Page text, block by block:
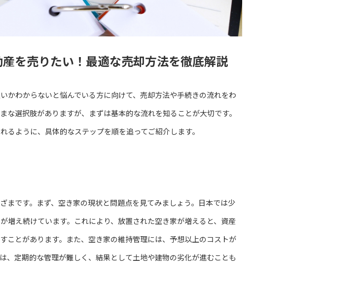
産を売りたい！最適な売却方法を徹底解説
かわからないと悩んでいる方に向けて、売却方法や手続きの流れをわ
選択肢がありますが、まずは基本的な流れを知ることが大切です。
ように、具体的なステップを順を追ってご紹介します。
まです。まず、空き家の現状と問題点を見てみましょう。日本では少
増え続けています。これにより、放置された空き家が増えると、資産
ことがあります。また、空き家の維持管理には、予想以上のコストが
、定期的な管理が難しく、結果として土地や建物の劣化が進むことも